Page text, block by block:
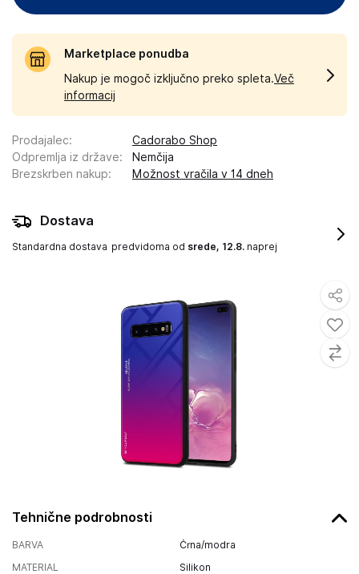
Tehnične podrobnosti
BARVA
Črna/modra
MATERIAL
Silikon
Marketplace ponudba
Nakup je mogoč izključno preko spleta.Več
informacij
Prodajalec:
Cadorabo Shop
Odpremlja iz države:
Nemčija
Brezskrben nakup: Možnost vračila v 14 dneh
Dostava
Standardna dostava predvidoma od srede, 12.8. naprej